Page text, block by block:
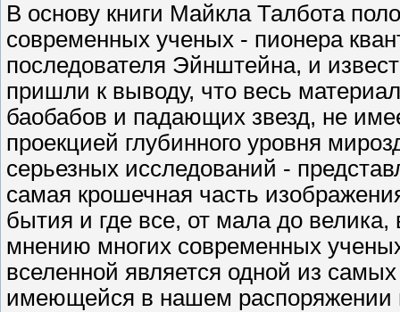
В основу книги Майкла Талбота
современных ученых - пионера
последователя Эйнштейна, и
пришли к выводу, что весь
баобабов и падающих звезд, не
проекцией глубинного уровня
серьезных исследований -
самая крошечная часть
бытия и где все, от мала до
мнению многих современных
вселенной является одной из
имеющейся в нашем распоряжении